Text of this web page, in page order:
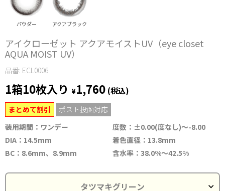
パウダー アクアブラック
アイクローゼット アクアモイストUV（eye closet
AQUA MOIST UV）
品番: ECL0006
1箱10枚入り ¥1,760 (税込)
まとめて割引
ポスト投函対応
装用期間：ワンデー
度数：±0.00(度なし)～-8.00
DIA：14.5mm
着色直径：13.8mm
BC：8.6mm、8.9mm
含水率：38.0%～42.5%